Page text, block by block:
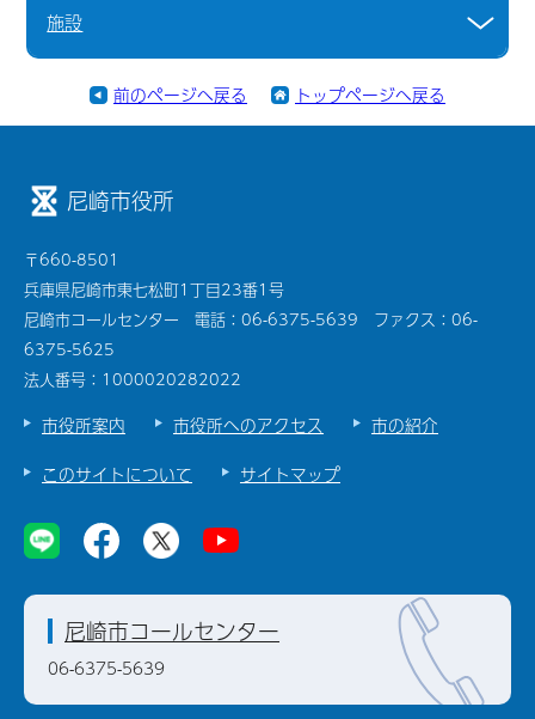
施設
前のページへ戻る トップページへ戻る
尼崎市役所
〒660-8501
兵庫県尼崎市東七松町1丁目23番1号
尼崎市コールセンター 電話：06-6375-5639 ファクス：06-
6375-5625
法人番号：1000020282022
市役所案内 市役所へのアクセス
市の紹介
このサイトについて
サイトマップ
尼崎市コールセンター
06-6375-5639